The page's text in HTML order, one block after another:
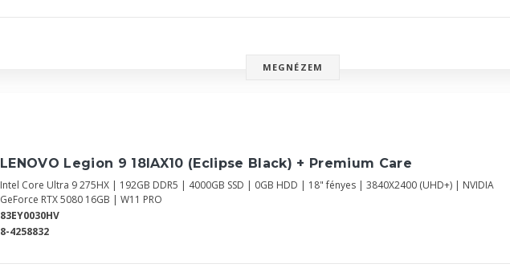
MEGNÉZEM
LENOVO Legion 9 18IAX10 (Eclipse Black) + Premium Care
Intel Core Ultra 9 275HX | 192GB DDR5 | 4000GB SSD | 0GB HDD | 18" fényes | 3840X2400 (UHD+) | NVIDIA
GeForce RTX 5080 16GB | W11 PRO
83EY0030HV
8-4258832